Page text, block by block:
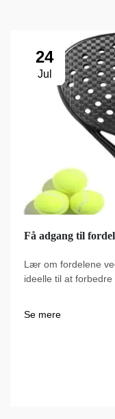
24
Jul
Få adgang til
Lær om fordelene
ideelle til at forbedre
Se mere